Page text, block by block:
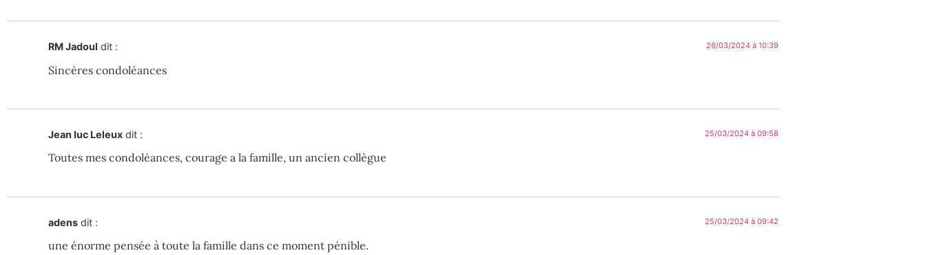
RM Jadoul dit : 26/03/2024 à 10:39
Sincères condoléances
Jean luc Leleux dit : 25/03/2024 à 09:58
Toutes mes condoléances, courage a la famille, un ancien collègue
adens dit : 25/03/2024 à 09:42
une énorme pensée à toute la famille dans ce moment pénible.